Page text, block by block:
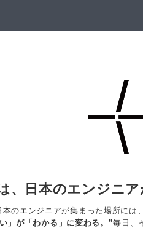
、日本のエンジニ
本のエンジニアが集まった場所に
」が「わかる」に変わる。”毎日、